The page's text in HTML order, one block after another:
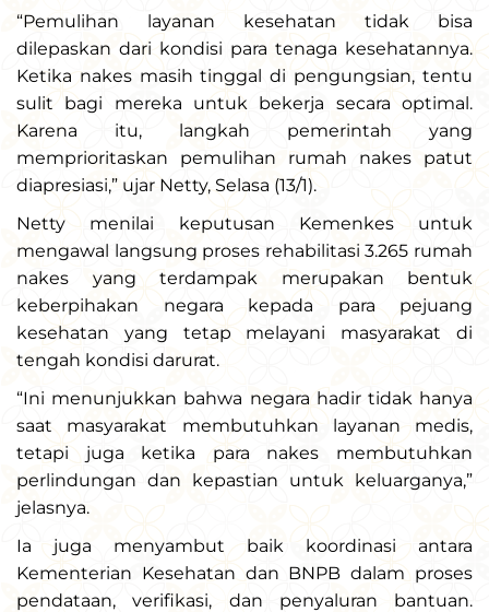
“Pemulihan layanan kesehatan tidak bisa
dilepaskan dari kondisi para tenaga kesehatannya.
Ketika nakes masih tinggal di pengungsian, tentu
sulit bagi mereka untuk bekerja secara optimal.
Karena itu, langkah pemerintah yang
memprioritaskan pemulihan rumah nakes patut
diapresiasi,” ujar Netty, Selasa (13/1).
Netty menilai keputusan Kemenkes untuk
mengawal langsung proses rehabilitasi 3.265 rumah
nakes yang terdampak merupakan bentuk
keberpihakan negara kepada para pejuang
kesehatan yang tetap melayani masyarakat di
tengah kondisi darurat.
“Ini menunjukkan bahwa negara hadir tidak hanya
saat masyarakat membutuhkan layanan medis,
tetapi juga ketika para nakes membutuhkan
perlindungan dan kepastian untuk keluarganya,”
jelasnya.
Ia juga menyambut baik koordinasi antara
Kementerian Kesehatan dan BNPB dalam proses
pendataan, verifikasi, dan penyaluran bantuan.